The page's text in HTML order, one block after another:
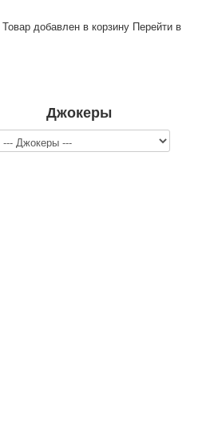
Товар добавлен в корзину Перейти в
Джокеры